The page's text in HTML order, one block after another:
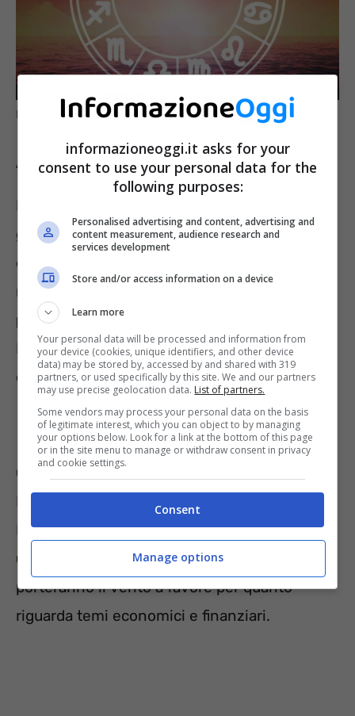
L’Oroscopo della Settimana – InformazioneOggi.it
Ariete
Passioni e sentimenti intensi sono attivi per
gli Ariete. L’arrivo della Luna nuova in Leone,
che inizierà un ciclo di sei mesi, è un
momento importante per
progetti creativi
Inoltre, Marte darà loro quel desiderio di
cambiamento di cui hanno bisogno.
Leone
Giorni importanti si prospettano per i
È importante cogliere al volo l’occasione della
Luna nuova nel proprio segno così dadare
una scossa alla propria vita. Marte e Urano
porteranno il vento a favore per quanto
riguarda temi economici e finanziari.
informazioneoggi.it asks for your
consent to use your personal data for the
following purposes:
Personalised advertising and content, advertising and
content measurement, audience research and
services development
Store and/or access information on a device
Learn more
Your personal data will be processed and information from
your device (cookies, unique identifiers, and other device
data) may be stored by, accessed by and shared with 319
partners, or used specifically by this site. We and our partners
may use precise geolocation data. List of partners.
Some vendors may process your personal data on the basis
of legitimate interest, which you can object to by managing
your options below. Look for a link at the bottom of this page
or in the site menu to manage or withdraw consent in privacy
and cookie settings.
Consent
Manage options